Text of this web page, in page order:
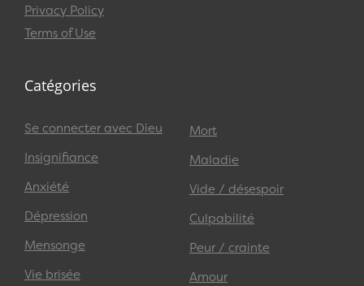
Privacy Policy
Terms of Use
Catégories
Se connecter avec Dieu
Insignifiance
Anxiété
Dépression
Mensonge
Vie brisée
Mort
Maladie
Vide / désespoir
Culpabilité
Peur / crainte
Amour